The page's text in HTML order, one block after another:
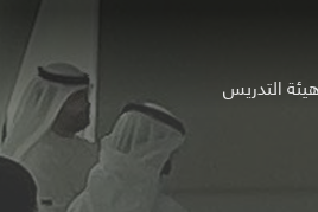
هيئة التدريس